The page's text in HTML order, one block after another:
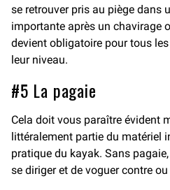
se retrouver pris au piège dans
importante après un chavirage
devient obligatoire pour tous
leur niveau.
#5 La pagaie
Cela doit vous paraître évident
littéralement partie du matériel
pratique du kayak. Sans
se diriger et de voguer contre